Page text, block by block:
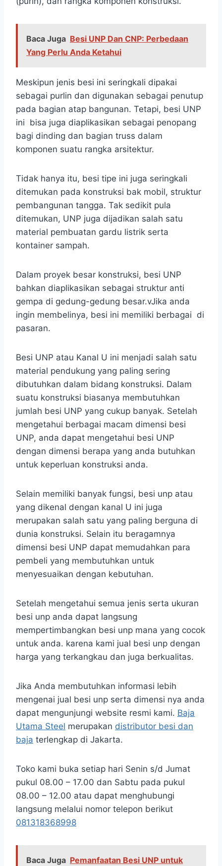
Baca Juga Besi UNP Dan CNP: Perbedaan
Yang Perlu Anda Ketahui
Meskipun jenis besi ini seringkali dipakai
sebagai purlin dan digunakan sebagai penutup
pada bagian atap bangunan. Tetapi, besi UNP
ini bisa juga diaplikasikan sebagai penopang
bagi dinding dan bagian truss dalam
komponen suatu rangka arsitektur.
Tidak hanya itu, besi tipe ini juga seringkali
ditemukan pada konstruksi bak mobil, struktur
pembangunan tangga. Tak sedikit pula
ditemukan, UNP juga dijadikan salah satu
material pembuatan gardu listrik serta
kontainer sampah.
Dalam proyek besar konstruksi, besi UNP
bahkan diaplikasikan sebagai struktur anti
gempa di gedung-gedung besar.vJika anda
ingin membelinya, besi ini memiliki berbagai di
pasaran.
Besi UNP atau Kanal U ini menjadi salah satu
material pendukung yang paling sering
dibutuhkan dalam bidang konstruksi. Dalam
suatu konstruksi biasanya membutuhkan
jumlah besi UNP yang cukup banyak. Setelah
mengetahui berbagai macam dimensi besi
UNP, anda dapat mengetahui besi UNP
dengan dimensi berapa yang anda butuhkan
untuk keperluan konstruksi anda.
Selain memiliki banyak fungsi, besi unp atau
yang dikenal dengan kanal U ini juga
merupakan salah satu yang paling berguna di
dunia konstruksi. Selain itu beragamnya
dimensi besi UNP dapat memudahkan para
pembeli yang membutuhkan untuk
menyesuaikan dengan kebutuhan.
Setelah mengetahui semua jenis serta ukuran
besi unp anda dapat langsung
mempertimbangkan besi unp mana yang cocok
untuk anda. karena kami jual besi unp dengan
harga yang terkangkau dan juga berkualitas.
Jika Anda membutuhkan informasi lebih
mengenai jual besi unp serta dimensi nya anda
dapat mengunjungi website resmi kami. Baja
Utama Steel merupakan distributor besi dan
baja terlengkap di Jakarta.
Toko kami buka setiap hari Senin s/d Jumat
pukul 08.00 – 17.00 dan Sabtu pada pukul
08.00 – 12.00 atau dapat menghubungi
langsung melalui nomor telepon berikut
081318368998
Baca Juga Pemanfaatan Besi UNP untuk